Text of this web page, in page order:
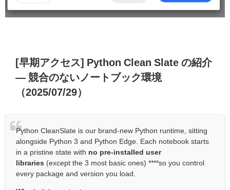
[早期アクセス] Python Clean Slate の紹介
— 競合のないノートブック環境
（2025/07/29）
Python CleanSlate is our brand-new Python runtime, sitting
alongside Python 3 and Python Edge. Each notebook starts
in a pristine state with no pre-installed user
libraries (except the 3 most basic ones) ****so you control
every package and version you load.